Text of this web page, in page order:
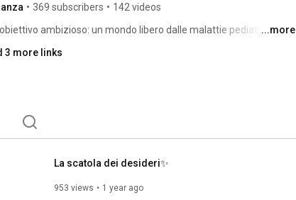
• 369 subscribers • 142 videos
ambizioso: un mondo libero dalle malattie pediatriche.
e donatori.
...more
3 more links
La scatola dei desideri✨
953 views 1 year ago